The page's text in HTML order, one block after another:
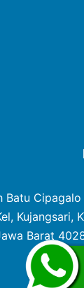
Batu
Kujangsari,
Barat